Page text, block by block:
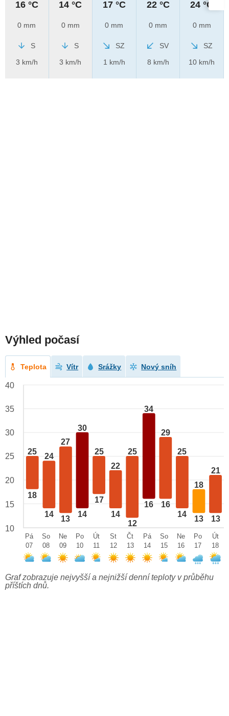
16 °C
0 mm
S
3 km/h
14 °C
0 mm
S
3 km/h
17 °C
0 mm
SZ
1 km/h
22 °C
0 mm
SV
8 km/h
24 °C
0 mm
SZ
10 km/h
Výhled počasí
Teplota Vítr Srážky Nový sníh
25
18
24
14
27
13
30
14
25
17
22
14
25
12
34
16
29
16
25
14
18
13
21
13
40
35
30
25
20
15
10
Pá
07
So
08
Ne
09
Po
10
Út
11
St
12
Čt
13
Pá
14
So
15
Ne
16
Po
17
Út
18
Graf zobrazuje nejvyšší a nejnižší denní teploty v průběhu
příštích dnů.